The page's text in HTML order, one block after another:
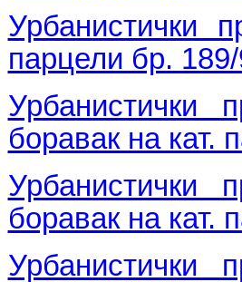
Урбанистички
парцели бр.
Урбанистички
боравак на кат.
Урбанистички
боравак на кат.
Урбанистички